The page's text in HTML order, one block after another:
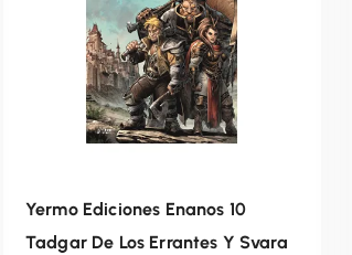
Yermo Ediciones Enanos 10
Tadgar De Los Errantes Y Svara